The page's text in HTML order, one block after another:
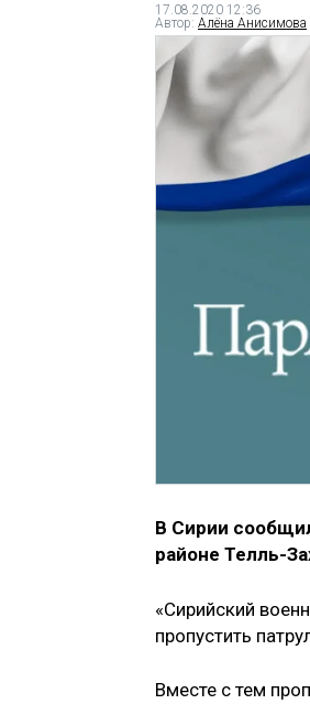
17.08.2020 12:36
Автор: Алёна Анисимова
В Сирии
районе Телль-
«Сирийский
пропустить
Вместе с тем